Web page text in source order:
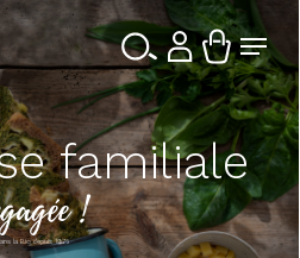
Menu
familiale
!
la Bio depuis 1976
le
menu